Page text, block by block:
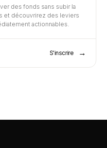
des fonds sans subir la
et découvrirez des leviers
actionnables.
S'inscrire →